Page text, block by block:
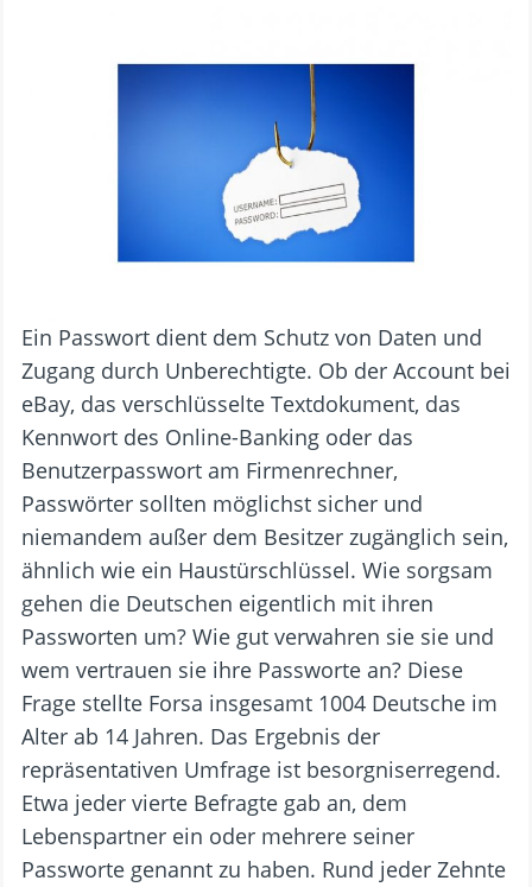
Ein Passwort dient dem Schutz von Daten und
Zugang durch Unberechtigte. Ob der Account bei
eBay, das verschlüsselte Textdokument, das
Kennwort des Online-Banking oder das
Benutzerpasswort am Firmenrechner,
Passwörter sollten möglichst sicher und
niemandem außer dem Besitzer zugänglich sein,
ähnlich wie ein Haustürschlüssel. Wie sorgsam
gehen die Deutschen eigentlich mit ihren
Passworten um? Wie gut verwahren sie sie und
wem vertrauen sie ihre Passworte an? Diese
Frage stellte Forsa insgesamt 1004 Deutsche im
Alter ab 14 Jahren. Das Ergebnis der
repräsentativen Umfrage ist besorgniserregend.
Etwa jeder vierte Befragte gab an, dem
Lebenspartner ein oder mehrere seiner
Passworte genannt zu haben. Rund jeder Zehnte